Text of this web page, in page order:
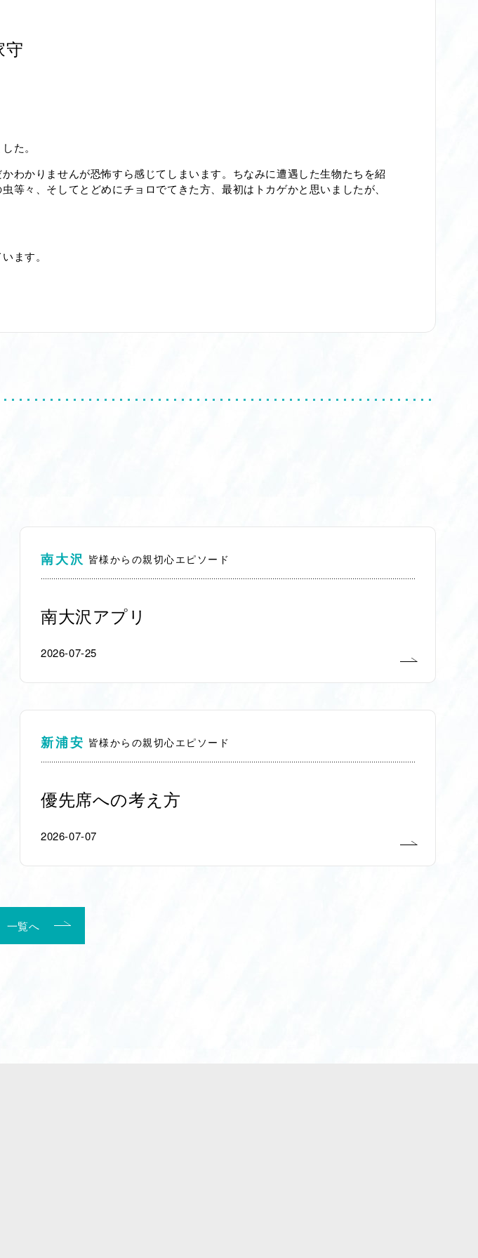
守
た。
わかりませんが恐怖すら感じてしまいます。ちなみに遭遇した生物たちを紹
々、そしてとどめにチョロでてきた方、最初はトカゲかと思いましたが、
ます。
南大沢 皆様からの親切心エピソード
南大沢アプリ
2026-07-25
新浦安 皆様からの親切心エピソード
優先席への考え方
2026-07-07
一覧へ